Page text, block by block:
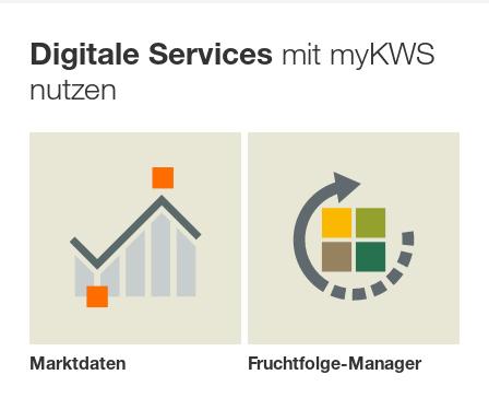
Digitale Services mit myKWS
nutzen
Marktdaten Fruchtfolge-Manager